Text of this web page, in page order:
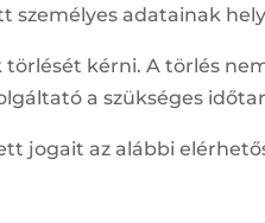
személyes adatainak
kérni. A törlés
a szükséges
jogait az alábbi